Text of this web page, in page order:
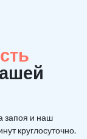
запоя и наш
круглосуточно.